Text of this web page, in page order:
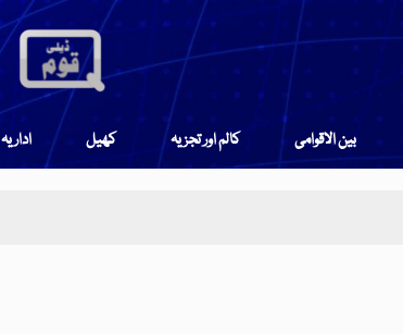
اداریہ کھیل کالم اور تجزیہ بین الاقوامی